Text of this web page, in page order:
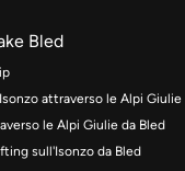
Bled
attraverso le Alpi Giulie
le Alpi Giulie da Bled
sull'Isonzo da Bled